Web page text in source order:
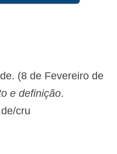
(8 de Fevereiro de
e definição.
cru